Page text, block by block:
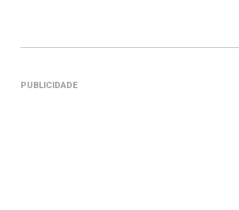
PUBLICIDADE